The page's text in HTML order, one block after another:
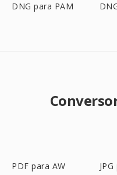
DNG para PAM
PDF para AW